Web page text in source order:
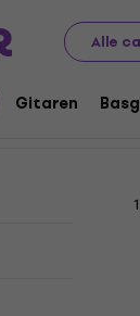
Alle
Gitaren
Drums
banjo